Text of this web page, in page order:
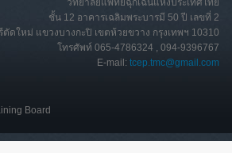
ชั้น 12 อาคารเฉลิมพระบารมี 50 ปี เลขที่ 2
ดใหม่ แขวงบางกะปิ เขตห้วยขวาง กรุงเทพฯ 10310
โทรศัพท์ 065-4786324 , 094-9396767
E-mail:tcep.tmc@gmail.com
Board